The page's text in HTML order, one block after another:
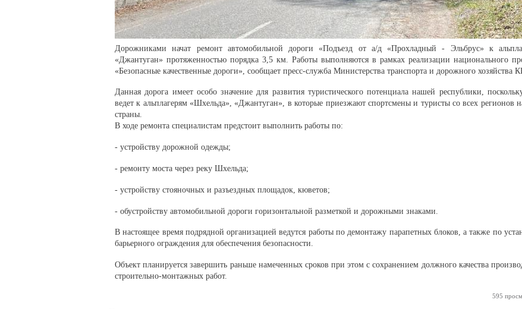
Дорожниками начат ремонт автомобильной дороги «Подъезд от а/д «Прохладный - Эльбрус» к
«Джантуган» протяженностью порядка 3,5 км. Работы выполняются в рамках реализации национального
«Безопасные качественные дороги», сообщает пресс-служба Министерства транспорта и дорожного хозяйства
Данная дорога имеет особо значение для развития туристического потенциала нашей республики,
ведет к альплагерям «Шхельда», «Джантуган», в которые приезжают спортсмены и туристы со всех регионов
страны.
В ходе ремонта специалистам предстоит выполнить работы по:
- устройству дорожной одежды;
- ремонту моста через реку Шхельда;
- устройству стояночных и разъездных площадок, кюветов;
- обустройству автомобильной дороги горизонтальной разметкой и дорожными знаками.
В настоящее время подрядной организацией ведутся работы по демонтажу парапетных блоков, а также по
барьерного ограждения для обеспечения безопасности.
Объект планируется завершить раньше намеченных сроков при этом с сохранением должного качества
строительно-монтажных работ.
595